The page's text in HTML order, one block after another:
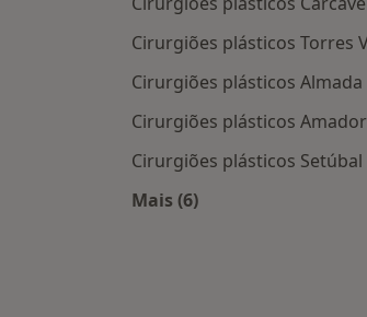
Cirurgiões plásticos Torres
Cirurgiões plásticos Almada
Cirurgiões plásticos
Cirurgiões plásticos Setúbal
Mais (6)